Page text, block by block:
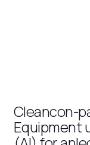
Cleancon-
Equipment